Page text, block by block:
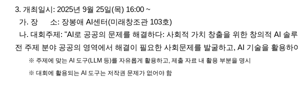
3. 개최일시: 2025년 9월 25일(목) 16:00 ~
가. 장 소: 장봉애 AI센터(미래창조관 103호)
나. 대회주제: "AI로 공공의 문제를 해결하다: 사회적 가치 창출을 위한 창의적 AI 솔
전 주제 분야 공공의 영역에서 해결이 필요한 사회문제를 발굴하고, AI 기술을 활용하
※ 주제에 맞는 AI 도구(LLM 등)를 자유롭게 활용하고, 제출 자료 내 활용 부분을 명시
※ 대회에 활용되는 AI 도구는 저작권 문제가 없어야 함